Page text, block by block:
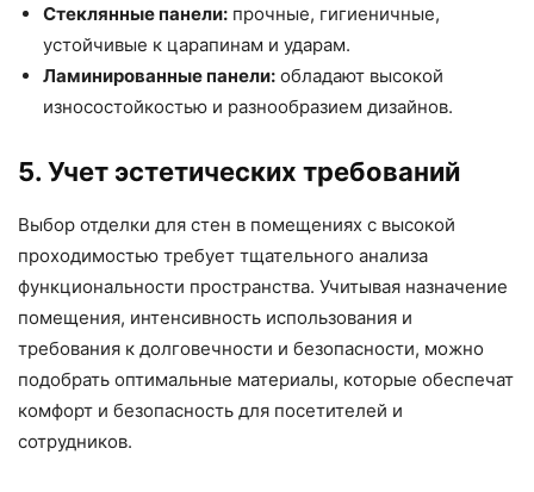
Стеклянные панели: прочные, гигиеничные,
устойчивые к царапинам и ударам.
Ламинированные панели: обладают высокой
износостойкостью и разнообразием дизайнов.
5. Учет эстетических требований
Выбор отделки для стен в помещениях с высокой
проходимостью требует тщательного анализа
функциональности пространства. Учитывая назначение
помещения, интенсивность использования и
требования к долговечности и безопасности, можно
подобрать оптимальные материалы, которые обеспечат
комфорт и безопасность для посетителей и
сотрудников.